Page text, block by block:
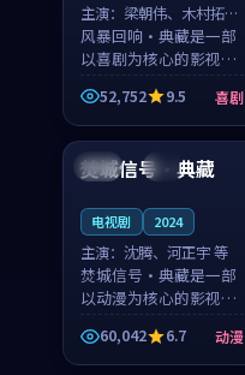
主演： 梁朝伟、木村拓哉
等
风暴回响·典藏是一部
以喜剧为核心的影视作
品，围绕危机、反转与
人物成长展开，整体节
奏紧凑，值得推荐观
看。
52,752 9.5 喜剧
法国 4K
焚城信号·典藏
电视剧 2024
主演： 沈腾、河正宇 等
焚城信号·典藏是一部
以动漫为核心的影视作
品，围绕危机、反转与
人物成长展开，整体节
奏紧凑，值得推荐观
60,042 6.7 动漫